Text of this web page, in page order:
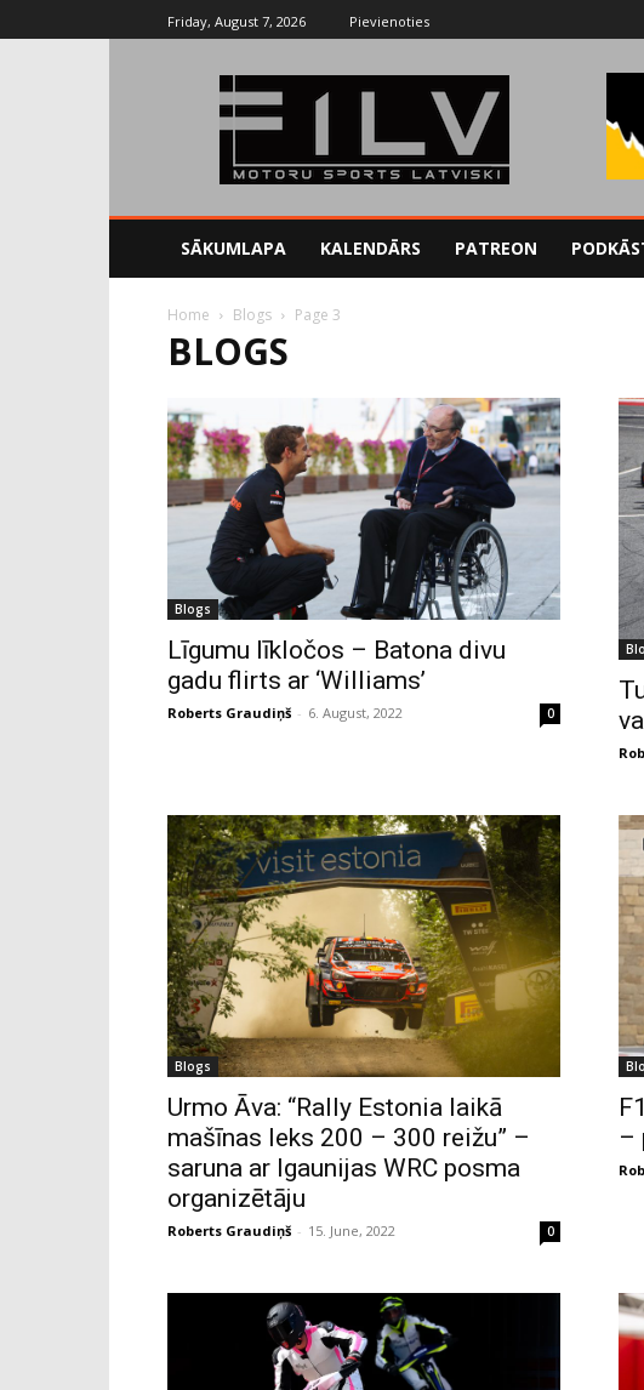
Friday, August 7, 2026 Pievienoties
SĀKUMLAPA KALENDĀRS PATREON
Home Blogs Page 3
BLOGS
Blogs
Līgumu līkločos – Batona divu
gadu flirts ar ‘Williams’
Roberts Graudiņš - 6. August, 2022 0
Blogs
Urmo Āva: “Rally Estonia laikā
mašīnas leks 200 – 300 reižu” –
saruna ar Igaunijas WRC posma
organizētāju
Roberts Graudiņš - 15. June, 2022 0
–